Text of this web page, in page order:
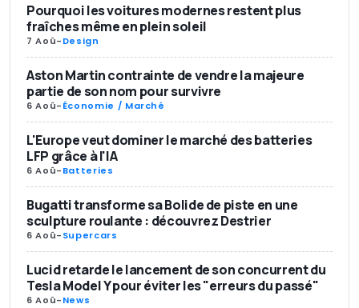
Pourquoi les voitures modernes restent plus
fraîches même en plein soleil
7 Aoû-Design
Aston Martin contrainte de vendre la majeure
partie de son nom pour survivre
6 Aoû-Économie / Marché
L'Europe veut dominer le marché des batteries
LFP grâce à l'IA
6 Aoû-Batteries
Bugatti transforme sa Bolide de piste en une
sculpture roulante : découvrez Destrier
6 Aoû-Supercars
Lucid retarde le lancement de son concurrent du
Tesla Model Y pour éviter les "erreurs du passé"
6 Aoû-News